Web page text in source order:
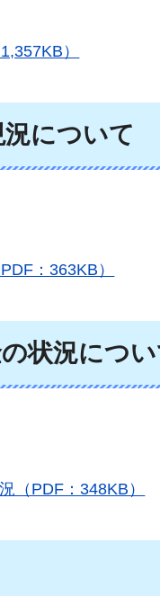
）
について
：363KB）
状況につい
（PDF：348KB）